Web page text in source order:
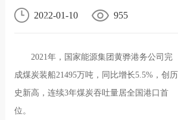
况 化
2022-01-10 955
2021年，国家能源集团黄骅港务公司完
成煤炭装船21495万吨，同比增长5.5%，创历
史新高，连续3年煤炭吞吐量居全国港口首
位。